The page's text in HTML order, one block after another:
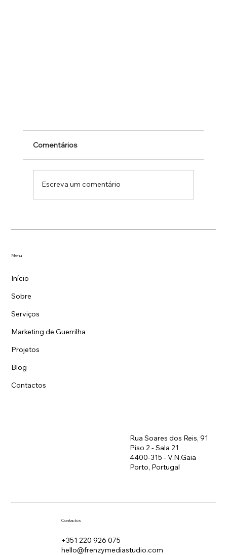
Comentários
Escreva um comentário
Menu
Início
Sobre
Serviços
Marketing de Guerrilha
Projetos
Blog
Contactos
Rua Soares dos Reis, 91
Piso 2 - Sala 21
4400-315 - V.N.Gaia
Porto, Portugal
Contactos
+351 220 926 075
hello@frenzymediastudio.com